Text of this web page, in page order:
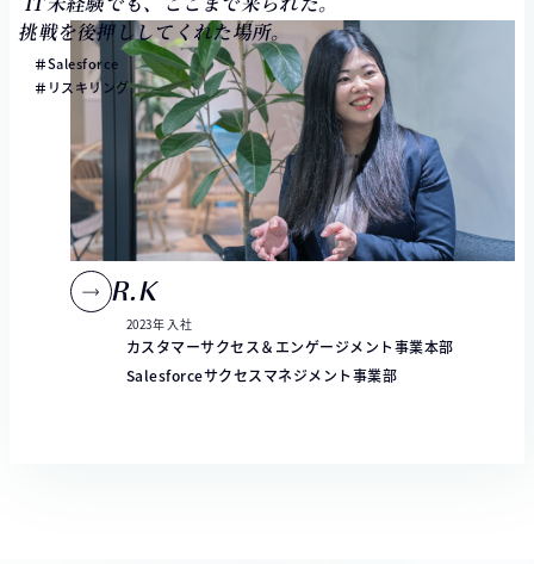
挑戦を後押ししてくれた場所。
Salesforce
リスキリング
R.K
2023年 入社
カスタマーサクセス＆エンゲージメント事業本部
Salesforceサクセスマネジメント事業部